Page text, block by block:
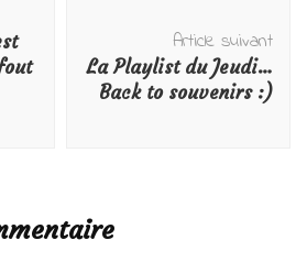
Article suivant
La Playlist du Jeudi…
Back to souvenirs :)